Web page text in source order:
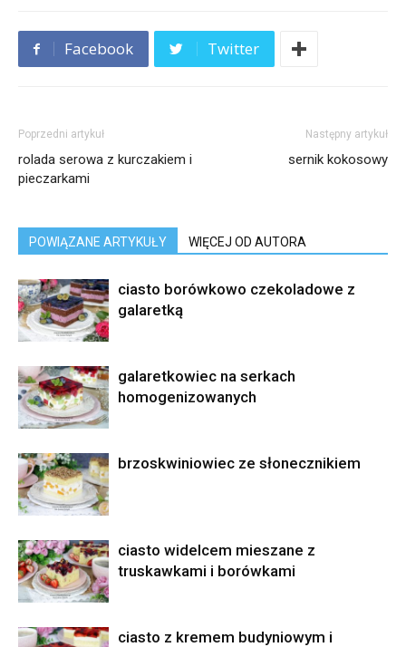
Facebook Twitter
Poprzedni artykuł
rolada serowa z kurczakiem i
pieczarkami
Następny artykuł
sernik kokosowy
POWIĄZANE ARTYKUŁY WIĘCEJ OD AUTORA
ciasto borówkowo czekoladowe z
galaretką
galaretkowiec na serkach
homogenizowanych
brzoskwiniowiec ze słonecznikiem
ciasto widelcem mieszane z
truskawkami i borówkami
ciasto z kremem budyniowym i